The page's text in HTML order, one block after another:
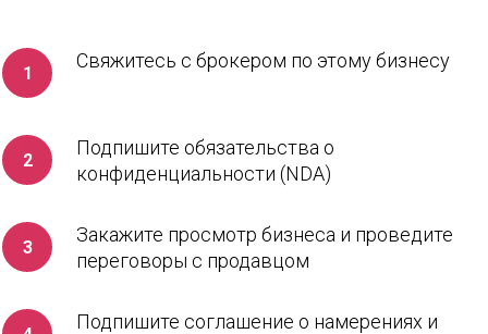
Свяжитесь с брокером по этому бизнесу
Подпишите обязательства о
конфиденциальности (NDA)
Закажите просмотр бизнеса и проведите
переговоры с продавцом
Подпишите соглашение о намерениях и